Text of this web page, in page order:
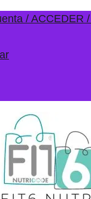
/ ACCEDER